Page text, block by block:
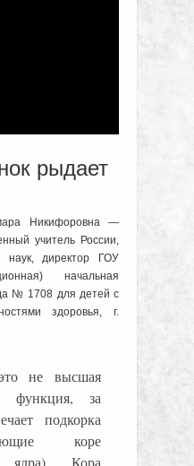
рыдает
Никифоровна —
учитель России,
наук, директор ГОУ
начальная
№ 1708 для детей с
здоровья, г.
не высшая
функция, за
подкорка
коре